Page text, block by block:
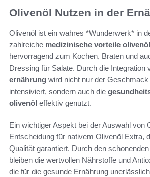
Olivenöl Nutzen in der
Olivenöl ist ein wahres *Wunderwerk* in
zahlreiche medizinische vorteile olivenöl
hervorragend zum Kochen, Braten und
Dressing für Salate. Durch die Integration
ernährung wird nicht nur der
intensiviert, sondern auch die
olivenöl effektiv genutzt.
Ein wichtiger Aspekt bei der Auswahl von
Entscheidung für nativem Olivenöl Extra,
Qualität garantiert. Durch den
bleiben die wertvollen Nährstoffe und
die für die gesunde Ernährung